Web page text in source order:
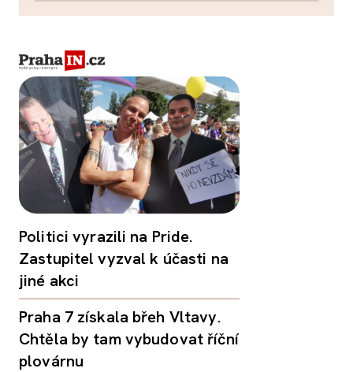
Politici vyrazili na Pride.
Zastupitel vyzval k účasti na
jiné akci
Praha 7 získala břeh Vltavy.
Chtěla by tam vybudovat říční
plovárnu